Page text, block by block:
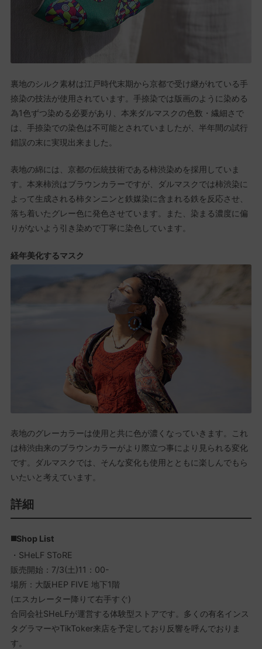
裏地のシルク素材は江戸時代末期から京都で受け継がれている手
捺染の技法が使用されています。手捺染では版画のように染める
為1色ずつ染める必要があり、本来ダルマスクの色数・繊細さで
は、手捺染での染色は不可能とされていましたが、半年間の試行
錯誤の末に実現出来ました。
表地の綿には、京都の伝統技術である柿渋染めを採用していま
す。本来柿渋はブラウンカラーですが、ダルマスクでは柿渋染に
よって生成される柿タンニンと鉄媒染に含まれる鉄を反応させ、
落ち着いたグレー色に発色させています。また、染まる濃度に偏
りがないよう引き染めで丁寧に染色しています。
経年美化するマスク
表地のグレーカラーは使用と共に色が濃くなっていきます。これ
は柿渋由来のブラウンカラーがより際立つ事により見られる変化
です。ダルマスクでは、そんな変化も使用とともに楽しんでもら
いたいと考えています。
詳細
◼️Shop List
・SHeLF SToRE
販売開始：7/3(土)11：00-
場所：大阪HEP FIVE 地下1階
(エスカレーター降りて右手すぐ)
合同会社SHeLFが運営する体験型ストアです。多くの有名インス
タグラマーやTikToker来店を予定しており反響を呼んでおりま
す。